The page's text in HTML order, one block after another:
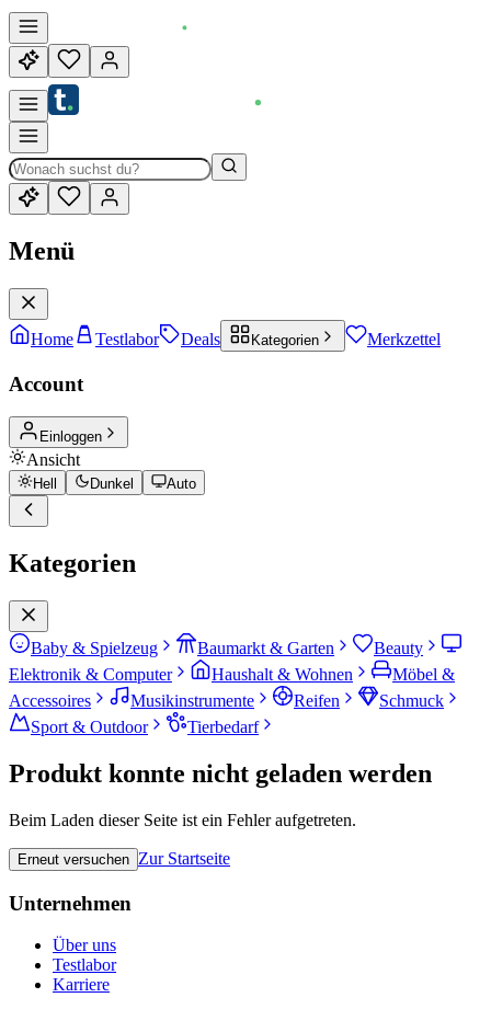
Menü
Home Testlabor Deals Kategorien Merkzettel
Account
Einloggen
Ansicht
Hell Dunkel Auto
Kategorien
Baby & Spielzeug Baumarkt & Garten
Beauty
Elektronik & Computer
Haushalt & Wohnen
Möbel &
Accessoires
Musikinstrumente Reifen
Schmuck
Sport & Outdoor
Tierbedarf
Produkt konnte nicht geladen werden
Beim Laden dieser Seite ist ein Fehler aufgetreten.
Erneut versuchen Zur Startseite
Unternehmen
Über uns
Testlabor
Karriere